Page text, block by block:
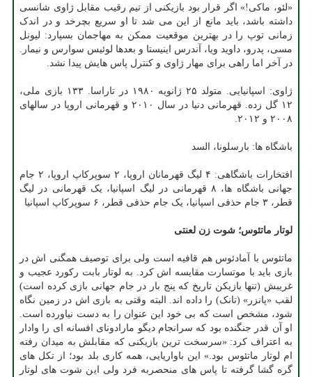
«لئو، ماکی!» اگر قرار بود بازیکنی از تیم رقیب مقابل ژاوی شانسی
داشته باشد، باید مانع از این می شد تا او سریع بچرخد و در اندک
زمانی توپ را در بهترین موقعیت ممکن به مهاجمان بسپارد: لیونل
مسی، پدرو، داوید ویا، آندرس اینیستا و بعدها لوئیس سوارس و نیمار.
در آخر اما راهی برای مهار ژاوی و کنترل پاس هایش پیدا نشد.
ژاوی: اسپانیایی. متولد ۲۵ ژانویه ۱۹۸۰ در تاراسا. ۱۳۳ بازی ملی،
۱۲ گل زده. قهرمانی دنیا در سال ۲۰۱۰ و قهرمانی اروپا در سالهای
۲۰۰۸ و ۲۰۱۲.
باشگاه ها: بارسلونا، السد
افتخارات باشگاهی: ۴ لیگ قهرمانان اروپا، ۲ سوپرکاپ اروپا، ۲ جام
جهانی باشگاه ها، ۸ قهرمانی در لیگ اسپانیا، یک قهرمانی در لیگ
قطر، ۳ جام حذفی اسپانیا، یک جام حذفی قطر، ۶ سوپرکاپ اسپانیا
لوتار ماتئوس؛ شوت زن لعنتی
ماتئوس با آمادئوس هم قافیه است ولی برای توصیف همگنی اش در
بازی باید با موتسارت مقایسه اش کرد. به لوتار بابت رکورد عجیب و
غریبش (تنها بازیکن تاریخ که پنج بار در جام جهانی بازی کرده است)
لقب «پانزر» (تانک) را داده اند. البته وقتی به بازی اش در زمین نگاه
شود، مشخص است که بی خود این عنوان را به دست نیاورده است.
او آن قدر جنگنده بود که سرانجام دیگو مارادونای افسانه ای را وادار
به اعتراف کرد: «سرسخت ترین بازیکنی که مقابلش به میدان رفته
ام لوتار ماتئوس بود.» این باواریایی، همه کاری بلد بود؛ از تکل های
گره گشا گرفته تا پاس های منحصربه فرد ولی این شوت های لوتار